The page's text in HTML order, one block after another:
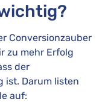
Conversionzauber
zu mehr Erfolg
der
ist. Darum listen
auf: